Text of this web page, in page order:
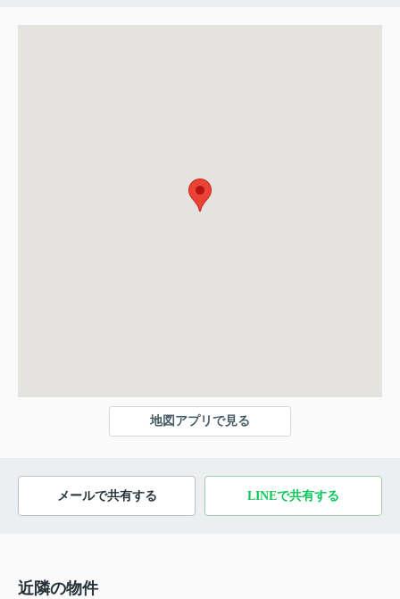
地図アプリで見る
メールで共有する LINEで共有する
近隣の物件